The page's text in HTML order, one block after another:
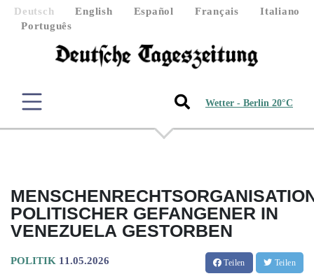
Deutsch English Español Français
Italiano
Português
Wetter - Berlin 20°C
POLITISCHER GEFANGENER IN
VENEZUELA GESTORBEN
POLITIK 11.05.2026 Teilen Teilen